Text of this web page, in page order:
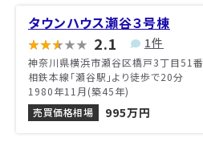
タウンハウス瀬谷３号棟
2.1 1件
神奈川県横浜市瀬谷区橋戸3丁目51番
相鉄本線「瀬谷駅」より徒歩で20分
1980年11月(築45年)
売買価格相場
995万円